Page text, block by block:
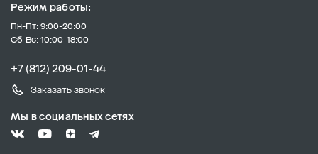
Режим работы:
Пн-Пт: 9:00-20:00
Сб-Вс: 10:00-18:00
+7 (812) 209-01-44
Заказать звонок
Мы в социальных сетях